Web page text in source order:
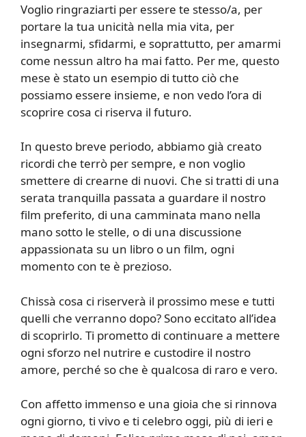
Voglio ringraziarti per essere te stesso/a, per
portare la tua unicità nella mia vita, per
insegnarmi, sfidarmi, e soprattutto, per amarmi
come nessun altro ha mai fatto. Per me, questo
mese è stato un esempio di tutto ciò che
possiamo essere insieme, e non vedo l’ora di
scoprire cosa ci riserva il futuro.
In questo breve periodo, abbiamo già creato
ricordi che terrò per sempre, e non voglio
smettere di crearne di nuovi. Che si tratti di una
serata tranquilla passata a guardare il nostro
film preferito, di una camminata mano nella
mano sotto le stelle, o di una discussione
appassionata su un libro o un film, ogni
momento con te è prezioso.
Chissà cosa ci riserverà il prossimo mese e tutti
quelli che verranno dopo? Sono eccitato all’idea
di scoprirlo. Ti prometto di continuare a mettere
ogni sforzo nel nutrire e custodire il nostro
amore, perché so che è qualcosa di raro e vero.
Con affetto immenso e una gioia che si rinnova
ogni giorno, ti vivo e ti celebro oggi, più di ieri e